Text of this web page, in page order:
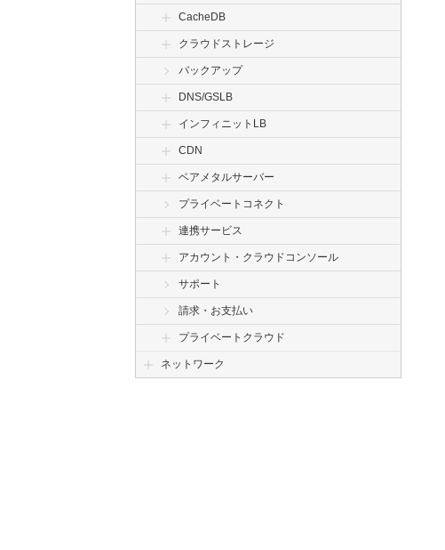
CacheDB
クラウドストレージ
バックアップ
DNS/GSLB
インフィニットLB
CDN
ベアメタルサーバー
プライベートコネクト
連携サービス
アカウント・クラウドコンソール
サポート
請求・お支払い
プライベートクラウド
ネットワーク